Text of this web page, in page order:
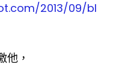
2013/09/bl
他，